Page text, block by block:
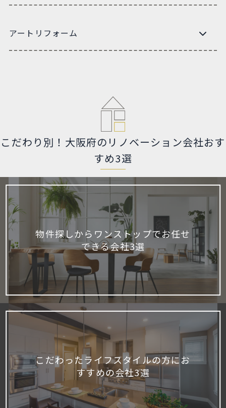
アートリフォーム
こだわり別！大阪府のリノベーション会社おす
すめ3選
物件探しからワンストップでお任せ
できる会社3選
こだわったライフスタイルの方にお
すすめの会社3選